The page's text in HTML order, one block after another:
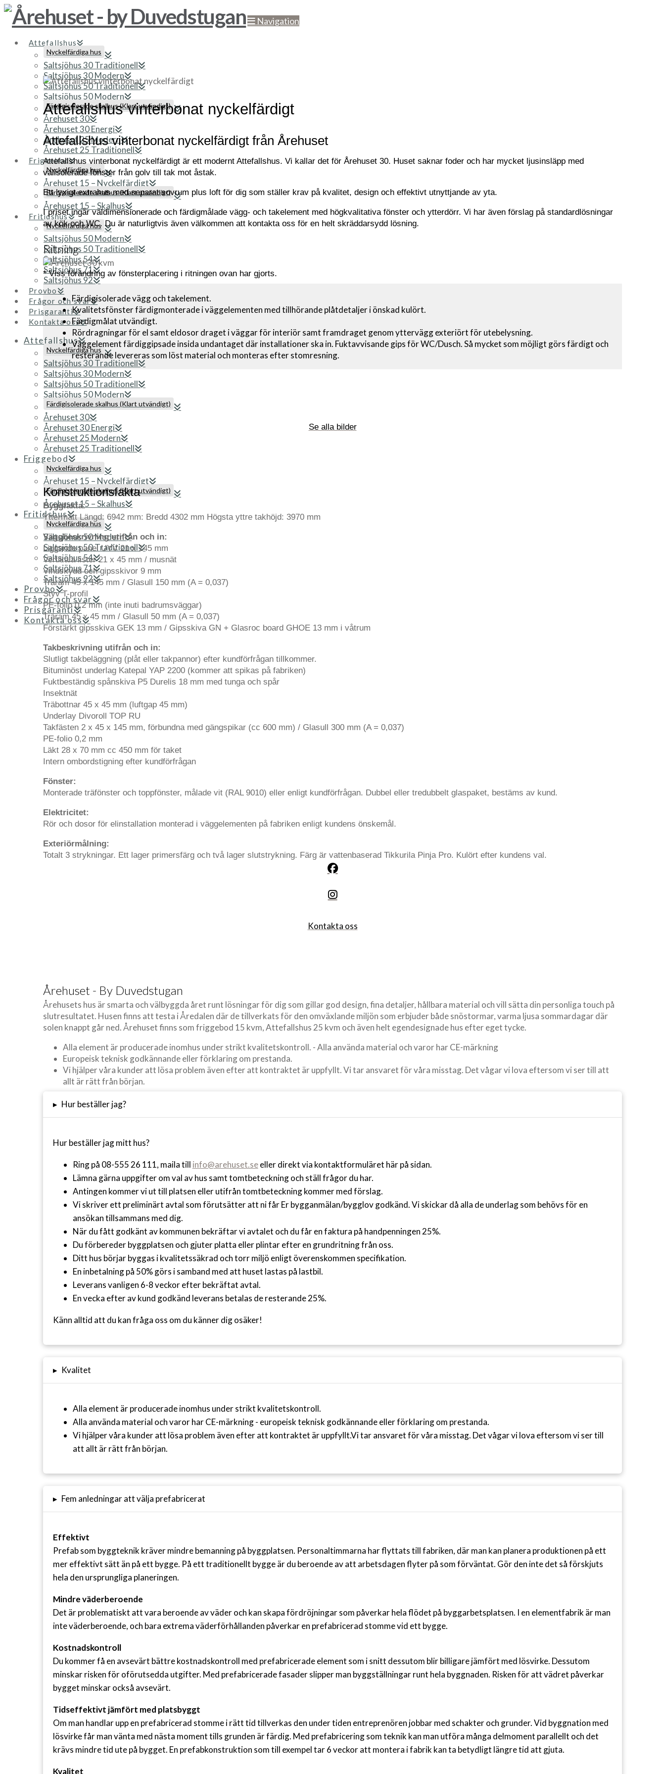
Navigation
Attefallshus
Nyckelfärdiga hus
Saltsjöhus 30 Traditionell
Saltsjöhus 30 Modern
Saltsjöhus 50 Traditionell
Saltsjöhus 50 Modern
Färdigisolerade skalhus (Klart utvändigt)
Årehuset 30
Årehuset 30 Energi
Årehuset 25 Modern
Årehuset 25 Traditionell
Friggebod
Nyckelfärdiga hus
Årehuset 15 – Nyckelfärdigt
Färdigisolerade skalhus (Klart utvändigt)
Årehuset 15 – Skalhus
Fritidshus
Nyckelfärdiga hus
Saltsjöhus 50 Modern
Saltsjöhus 50 Traditionell
Saltsjöhus 54
Saltsjöhus 71
Saltsjöhus 92
Provbo
Frågor och svar
Prisgaranti
Kontakta oss
Attefallshus
Nyckelfärdiga hus
Saltsjöhus 30 Traditionell
Saltsjöhus 30 Modern
Saltsjöhus 50 Traditionell
Saltsjöhus 50 Modern
Färdigisolerade skalhus (Klart utvändigt)
Årehuset 30
Årehuset 30 Energi
Årehuset 25 Modern
Årehuset 25 Traditionell
Friggebod
Nyckelfärdiga hus
Årehuset 15 – Nyckelfärdigt
Färdigisolerade skalhus (Klart utvändigt)
Årehuset 15 – Skalhus
Fritidshus
Nyckelfärdiga hus
Saltsjöhus 50 Modern
Saltsjöhus 50 Traditionell
Saltsjöhus 54
Saltsjöhus 71
Saltsjöhus 92
Provbo
Frågor och svar
Prisgaranti
Kontakta oss
Attefallshus vinterbonat nyckelfärdigt
Attefallshus vinterbonat nyckelfärdigt från Årehuset
Attefallshus vinterbonat nyckelfärdigt är ett modernt Attefallshus. Vi kallar det för Årehuset 30. Huset saknar foder och har mycket ljusinsläpp med
välisolerade fönster från golv till tak mot åstak.
Ett lyxigt extrahus med separat sovrum plus loft för dig som ställer krav på kvalitet, design och effektivt utnyttjande av yta.
I priset ingår väldimensionerade och färdigmålade vägg- och takelement med högkvalitativa fönster och ytterdörr. Vi har även förslag på standardlösningar
av kök och WC. Du är naturligtvis även välkommen att kontakta oss för en helt skräddarsydd lösning.
Ritning
* Viss förändring av fönsterplacering i ritningen ovan har gjorts.
Färdigisolerade vägg och takelement.
Kvalitetsfönster färdigmonterade i väggelementen med tillhörande plåtdetaljer i önskad kulört.
Färdigmålat utvändigt.
Rördragningar för el samt eldosor draget i väggar för interiör samt framdraget genom yttervägg exteriört för utebelysning.
Väggelement färdiggipsade insida undantaget där installationer ska in. Fuktavvisande gips för WC/Dusch. Så mycket som möjligt görs färdigt och
resterande levereras som löst material och monteras efter stomresning.
Se alla bilder
Konstruktionsfakta
Byggfakta:
Yttermått Längd: 6942 mm: Bredd 4302 mm Högsta yttre takhöjd: 3970 mm
Väggbeskrivning utifrån och in:
Liggande panel UYV 21 x 145 mm
Vertikala lister 21 x 45 mm / musnät
Vindskydd och gipsskivor 9 mm
Träram 45 x 145 mm / Glasull 150 mm (A = 0,037)
Styv T-profil
PE-folio 0,2 mm (inte inuti badrumsväggar)
Träram 45 x 45 mm / Glasull 50 mm (A = 0,037)
Förstärkt gipsskiva GEK 13 mm / Gipsskiva GN + Glasroc board GHOE 13 mm i våtrum
Takbeskrivning utifrån och in:
Slutligt takbeläggning (plåt eller takpannor) efter kundförfrågan tillkommer.
Bituminöst underlag Katepal YAP 2200 (kommer att spikas på fabriken)
Fuktbeständig spånskiva P5 Durelis 18 mm med tunga och spår
Insektnät
Träbottnar 45 x 45 mm (luftgap 45 mm)
Underlay Divoroll TOP RU
Takfästen 2 x 45 x 145 mm, förbundna med gängspikar (cc 600 mm) / Glasull 300 mm (A = 0,037)
PE-folio 0,2 mm
Läkt 28 x 70 mm cc 450 mm för taket
Intern ombordstigning efter kundförfrågan
Fönster:
Monterade träfönster och toppfönster, målade vit (RAL 9010) eller enligt kundförfrågan. Dubbel eller tredubbelt glaspaket, bestäms av kund.
Elektricitet:
Rör och dosor för elinstallation monterad i väggelementen på fabriken enligt kundens önskemål.
Exteriörmålning:
Totalt 3 strykningar. Ett lager primersfärg och två lager slutstrykning. Färg är vattenbaserad Tikkurila Pinja Pro. Kulört efter kundens val.
Kontakta oss
Årehuset - By Duvedstugan
Årehusets hus är smarta och välbyggda året runt lösningar för dig som gillar god design, fina detaljer, hållbara material och vill sätta din personliga touch på
slutresultatet. Husen finns att testa i Åredalen där de tillverkats för den omväxlande miljön som erbjuder både snöstormar, varma ljusa sommardagar där
solen knappt går ned. Årehuset finns som friggebod 15 kvm, Attefallshus 25 kvm och även helt egendesignade hus efter eget tycke.
Alla element är producerade inomhus under strikt kvalitetskontroll. - Alla använda material och varor har CE-märkning
Europeisk teknisk godkännande eller förklaring om prestanda.
Vi hjälper våra kunder att lösa problem även efter att kontraktet är uppfyllt. Vi tar ansvaret för våra misstag. Det vågar vi lova eftersom vi ser till att
allt är rätt från början.
▸ Hur beställer jag?
Hur beställer jag mitt hus?
Ring på 08-555 26 111, maila till info@arehuset.seeller direkt via kontaktformuläret här på sidan.
Lämna gärna uppgifter om val av hus samt tomtbeteckning och ställ frågor du har.
Antingen kommer vi ut till platsen eller utifrån tomtbeteckning kommer med förslag.
Vi skriver ett preliminärt avtal som förutsätter att ni får Er bygganmälan/bygglov godkänd. Vi skickar då alla de underlag som behövs för en
ansökan tillsammans med dig.
När du fått godkänt av kommunen bekräftar vi avtalet och du får en faktura på handpenningen 25%.
Du förbereder byggplatsen och gjuter platta eller plintar efter en grundritning från oss.
Ditt hus börjar byggas i kvalitetssäkrad och torr miljö enligt överenskommen specifikation.
En inbetalning på 50% görs i samband med att huset lastas på lastbil.
Leverans vanligen 6-8 veckor efter bekräftat avtal.
En vecka efter av kund godkänd leverans betalas de resterande 25%.
Känn alltid att du kan fråga oss om du känner dig osäker!
▸ Kvalitet
Alla element är producerade inomhus under strikt kvalitetskontroll.
Alla använda material och varor har CE-märkning - europeisk teknisk godkännande eller förklaring om prestanda.
Vi hjälper våra kunder att lösa problem även efter att kontraktet är uppfyllt.Vi tar ansvaret för våra misstag. Det vågar vi lova eftersom vi ser till
att allt är rätt från början.
▸ Fem anledningar att välja prefabricerat
Effektivt
Prefab som byggteknik kräver mindre bemanning på byggplatsen. Personaltimmarna har flyttats till fabriken, där man kan planera produktionen på ett
mer effektivt sätt än på ett bygge. På ett traditionellt bygge är du beroende av att arbetsdagen flyter på som förväntat. Gör den inte det så förskjuts
hela den ursprungliga planeringen.
Mindre väderberoende
Det är problematiskt att vara beroende av väder och kan skapa fördröjningar som påverkar hela flödet på byggarbetsplatsen. I en elementfabrik är man
inte väderberoende, och bara extrema väderförhållanden påverkar en prefabricerad stomme vid ett bygge.
Kostnadskontroll
Du kommer få en avsevärt bättre kostnadskontroll med prefabricerade element som i snitt dessutom blir billigare jämfört med lösvirke. Dessutom
minskar risken för oförutsedda utgifter. Med prefabricerade fasader slipper man byggställningar runt hela byggnaden. Risken för att vädret påverkar
bygget minskar också avsevärt.
Tidseffektivt jämfört med platsbyggt
Om man handlar upp en prefabricerad stomme i rätt tid tillverkas den under tiden entreprenören jobbar med schakter och grunder. Vid byggnation med
lösvirke får man vänta med nästa moment tills grunden är färdig. Med prefabricering som teknik kan man utföra många delmoment parallellt och det
krävs mindre tid ute på bygget. En prefabkonstruktion som till exempel tar 6 veckor att montera i fabrik kan ta betydligt längre tid att gjuta.
Kvalitet